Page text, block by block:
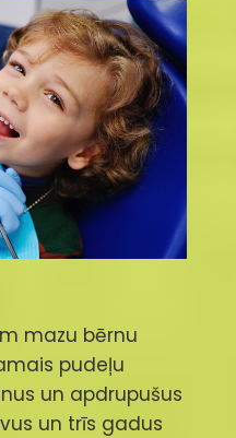
mazu bērnu
pudeļu
un apdrupušus
un trīs gadus